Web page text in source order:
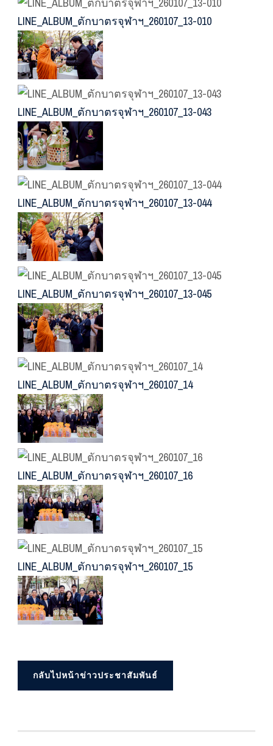
LINE_ALBUM_ตักบาตรจุฬาฯ_260107_13-010
LINE_ALBUM_ตักบาตรจุฬาฯ_260107_13-043
LINE_ALBUM_ตักบาตรจุฬาฯ_260107_13-044
LINE_ALBUM_ตักบาตรจุฬาฯ_260107_13-045
LINE_ALBUM_ตักบาตรจุฬาฯ_260107_14
LINE_ALBUM_ตักบาตรจุฬาฯ_260107_16
LINE_ALBUM_ตักบาตรจุฬาฯ_260107_15
กลับไปหน้าข่าวประชาสัมพันธ์